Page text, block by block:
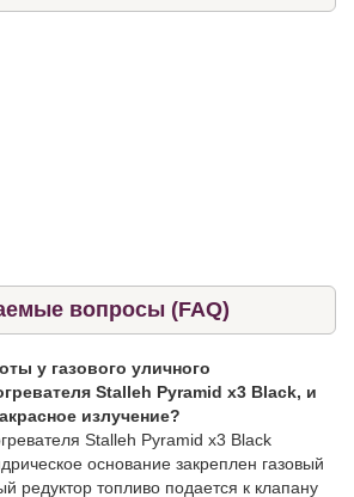
вопросы (FAQ)
у газового уличного
Stalleh Pyramid x3 Black, и
излучение?
Stalleh Pyramid x3 Black
основание закреплен газовый
редуктор топливо подается к клапану